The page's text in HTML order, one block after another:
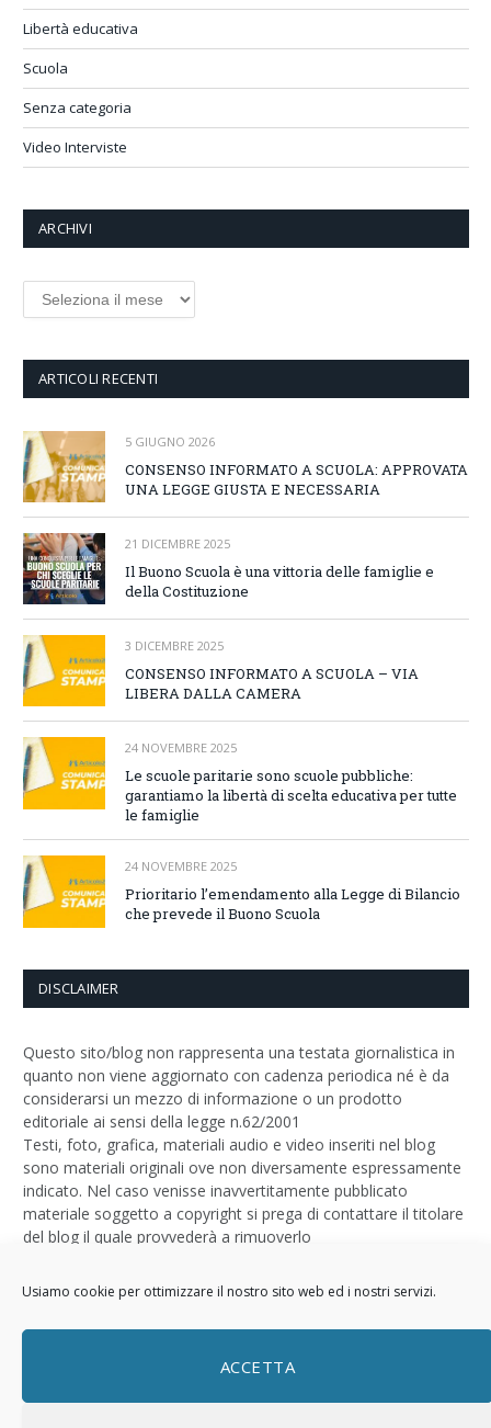
Usiamo cookie per ottimizzare il nostro sito web ed i nostri servizi.
ACCETTA
Libertà educativa
Scuola
Senza categoria
Video Interviste
ARCHIVI
ARTICOLI RECENTI
5 GIUGNO 2026
CONSENSO INFORMATO A SCUOLA: APPROVATA
UNA LEGGE GIUSTA E NECESSARIA
21 DICEMBRE 2025
Il Buono Scuola è una vittoria delle famiglie e
della Costituzione
3 DICEMBRE 2025
CONSENSO INFORMATO A SCUOLA – VIA
LIBERA DALLA CAMERA
24 NOVEMBRE 2025
Le scuole paritarie sono scuole pubbliche:
garantiamo la libertà di scelta educativa per tutte
le famiglie
24 NOVEMBRE 2025
Prioritario l’emendamento alla Legge di Bilancio
che prevede il Buono Scuola
DISCLAIMER
Questo sito/blog non rappresenta una testata giornalistica in
quanto non viene aggiornato con cadenza periodica né è da
considerarsi un mezzo di informazione o un prodotto
editoriale ai sensi della legge n.62/2001
Testi, foto, grafica, materiali audio e video inseriti nel blog
sono materiali originali ove non diversamente espressamente
indicato. Nel caso venisse inavvertitamente pubblicato
materiale soggetto a copyright si prega di contattare il titolare
del blog il quale provvederà a rimuoverlo
Logo bySizegraph